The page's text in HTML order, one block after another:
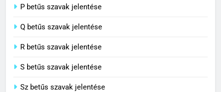
8
Centenárium jelentése
P betűs szavak jelentése
Q betűs szavak jelentése
R betűs szavak jelentése
S betűs szavak jelentése
Sz betűs szavak jelentése